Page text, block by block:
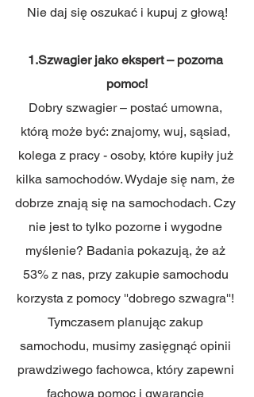
Nie daj się oszukać i kupuj z głową!
1.Szwagier jako ekspert – pozorna
pomoc!
Dobry szwagier – postać umowna,
którą może być: znajomy, wuj, sąsiad,
kolega z pracy - osoby, które kupiły już
kilka samochodów. Wydaje się nam, że
dobrze znają się na samochodach. Czy
nie jest to tylko pozorne i wygodne
myślenie? Badania pokazują, że aż
53% z nas, przy zakupie samochodu
korzysta z pomocy ''dobrego szwagra''!
Tymczasem planując zakup
samochodu, musimy zasięgnąć opinii
prawdziwego fachowca, który zapewni
fachową pomoc i gwarancję